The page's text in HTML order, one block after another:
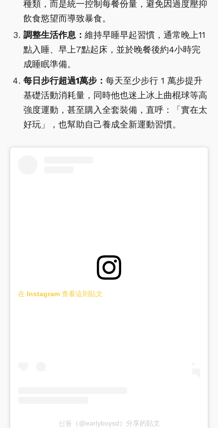
種類，而是統一控制每餐份量，避免因過度壓抑
飲食慾望而導致暴食。
調整生活作息： 維持早睡早起習慣，通常晚上11
點入睡、早上7點起床，並於晚餐後約4小時完
成睡眠準備。
每日步行超過1萬步： 每天至少步行 1 萬步提升
基礎活動消耗量，同時他也迷上冰上曲棍球等高
強度運動，甚至購入全套裝備，直呼：「實在太
好玩」，也幫助自己養成全新運動習慣。
在 Instagram 查看這則貼文
신동（@earlyboysd）分享的貼文